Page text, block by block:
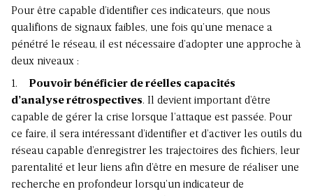
Pour être capable d’identifier ces indicateurs, que nous
qualifions de signaux faibles, une fois qu’une menace a
pénétré le réseau, il est nécessaire d’adopter une approche à
deux niveaux :
1. Pouvoir bénéficier de réelles capacités
d’analyse rétrospectives. Il devient important d’être
capable de gérer la crise lorsque l’attaque est passée. Pour
ce faire, il sera intéressant d’identifier et d’activer les outils du
réseau capable d’enregistrer les trajectoires des fichiers, leur
parentalité et leur liens afin d’être en mesure de réaliser une
recherche en profondeur lorsqu’un indicateur de